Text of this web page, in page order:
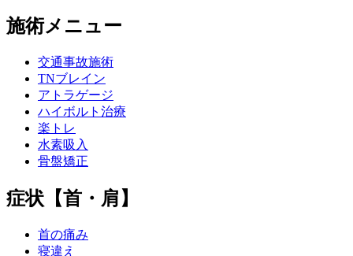
施術メニュー
交通事故施術
TNブレイン
アトラゲージ
ハイボルト治療
楽トレ
水素吸入
骨盤矯正
症状【首・肩】
首の痛み
寝違え